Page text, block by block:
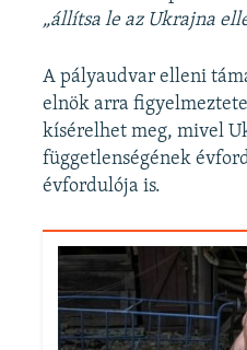
„állítsa le az Ukrajna
A pályaudvar elleni
elnök arra
kísérelhet meg, mivel
függetlenségének
évfordulója is.